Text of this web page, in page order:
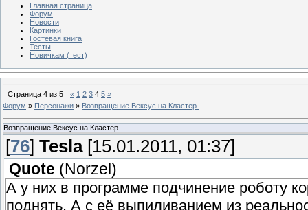
Главная страница
Форум
Новости
Картинки
Гостевая книга
Тесты
Новичкам (тест)
Страница 4 из 5 « 1 2 3 4 5 »
Форум » Персонажи » Возвращение Вексус на Клаcтер.
Возвращение Вексус на Клаcтер.
[76] Tesla[15.01.2011, 01:37]
Quote (Norzel )
А у них в программе подчинение роботу
поднять. А с её выпиливанием из